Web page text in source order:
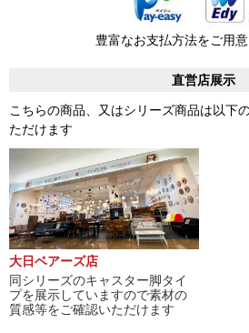
豊富なお支払方法をご用
直営店展示
こちらの商品、又はシリーズ商品は以下
ただけます
大日ベアーズ店
同シリーズのキャスター脚タイ
プを展示していますので素材の
質感等をご確認いただけます